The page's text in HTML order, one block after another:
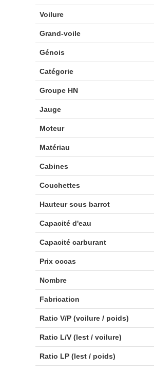
Voilure
Grand-voile
Génois
Catégorie
Groupe HN
Jauge
Moteur
Matériau
Cabines
Couchettes
Hauteur sous barrot
Capacité d'eau
Capacité carburant
Prix occas
Nombre
Fabrication
Ratio V/P (voilure / poids)
Ratio L/V (lest / voilure)
Ratio LP (lest / poids)